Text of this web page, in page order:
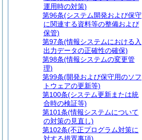
運用時の対策)
第96条(システム開発および保守
に関連する資料等の整備および
保管)
第97条(情報システムにおける入
出力データの正確性の確保)
第98条(情報システムの変更管
理)
第99条(開発および保守用のソフ
トウェアの更新等)
第100条(システム更新または統
合時の検証等)
第101条(情報システムについて
の対策の見直し)
第102条(不正プログラム対策に